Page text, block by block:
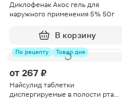
Диклофенак Акос гель для
наружного применения 5% 50г
В корзину
По рецепту Товар дня
от 267 ₽
Найсулид таблетки
диспергируемые в полости рта